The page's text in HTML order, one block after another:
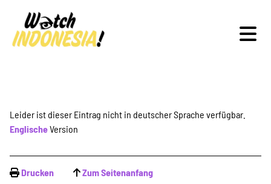
Schwerpunkte
Veranstaltungen
Leider ist dieser Eintrag nicht in deutscher Sprache verfügbar.
EnglischeVersion
Drucken Zum Seitenanfang